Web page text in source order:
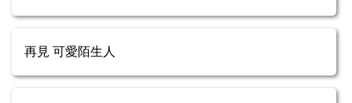
再見 可愛陌生人